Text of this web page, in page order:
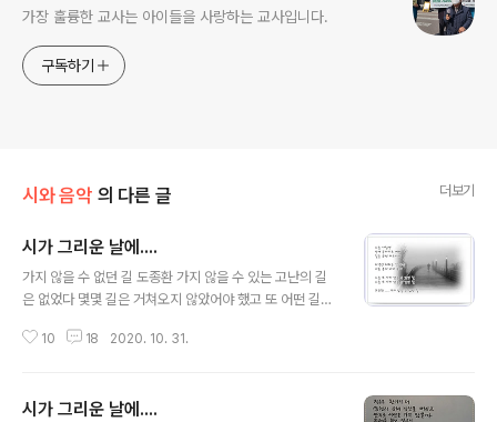
가장 훌륭한 교사는 아이들을 사랑하는 교사입니다.
구독하기
시와 음악 의 다른 글 더보기
시가 그리운 날에....
가지 않을 수 없던 길 도종환 가지 않을 수 있는 고난의 길
은 없었다 몇몇 길은 거쳐오지 않았어야 했고 또 어떤 길은
나 지금 여기까지 온 것이다 한번쯤은 꼭 다시 걸어보고픈
내가 걷는 이 길 나서는 새벽이면 남 모르게 외롭고 돌아오
10 18 2020. 10. 31.
시가 그리운 날에....